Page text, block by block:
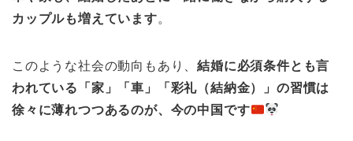
カップルも増えています。
このような社会の動向もあり、結婚に必須条件とも言
われている「家」「車」「彩礼（結納金）」の習慣は
徐々に薄れつつあるのが、今の中国です